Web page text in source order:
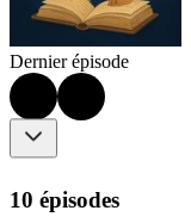
Dernier épisode
10 épisodes